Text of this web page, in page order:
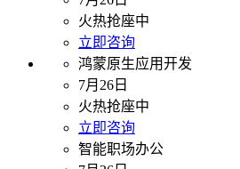
火热抢座中
立即咨询
鸿蒙原生应用开发
7月26日
火热抢座中
立即咨询
智能职场办公